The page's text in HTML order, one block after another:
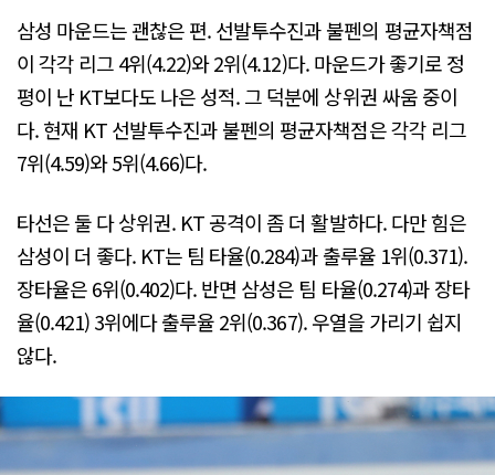
삼성 마운드는 괜찮은 편. 선발투수진과 불펜의 평균자책점
이 각각 리그 4위(4.22)와 2위(4.12)다. 마운드가 좋기로 정
평이 난 KT보다도 나은 성적. 그 덕분에 상위권 싸움 중이
다. 현재 KT 선발투수진과 불펜의 평균자책점은 각각 리그
7위(4.59)와 5위(4.66)다.
타선은 둘 다 상위권. KT 공격이 좀 더 활발하다. 다만 힘은
삼성이 더 좋다. KT는 팀 타율(0.284)과 출루율 1위(0.371).
장타율은 6위(0.402)다. 반면 삼성은 팀 타율(0.274)과 장타
율(0.421) 3위에다 출루율 2위(0.367). 우열을 가리기 쉽지
않다.